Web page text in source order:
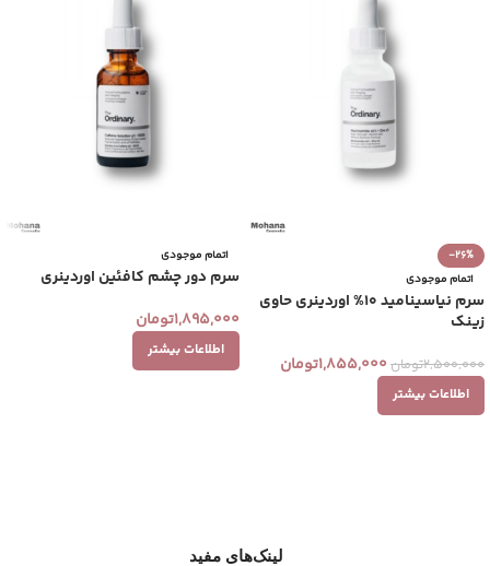
-26%
اتمام موجودی
سرم نیاسینامید 10% اوردینری حاوی
زینک
2,500,000تومان 1,855,000تومان
اطلاعات بیشتر
اتمام موجودی
سرم دور چشم کافئین اوردینری
1,895,000تومان
اطلاعات بیشتر
لینک‌های مفید